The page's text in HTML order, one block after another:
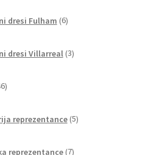
dresi Fulham 6izdelkov
dresi Villarreal 3izdelki
izdelkov
reprezentance 5izdelkov
reprezentance 7